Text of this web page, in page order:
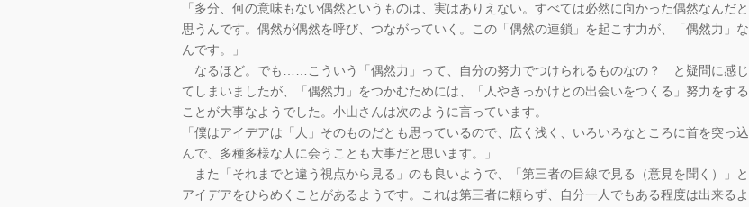
「多分、何の意味もない偶然というものは、実はありえない。すべては必然に向かった偶然なんだと
思うんです。偶然が偶然を呼び、つながっていく。この「偶然の連鎖」を起こす力が、「偶然力」な
んです。」
なるほど。でも……こういう「偶然力」って、自分の努力でつけられるものなの？ と疑問に感じ
てしまいましたが、「偶然力」をつかむためには、「人やきっかけとの出会いをつくる」努力をする
ことが大事なようでした。小山さんは次のように言っています。
「僕はアイデアは「人」そのものだとも思っているので、広く浅く、いろいろなところに首を突っ込
んで、多種多様な人に会うことも大事だと思います。」
また「それまでと違う視点から見る」のも良いようで、「第三者の目線で見る（意見を聞く）」と
アイデアをひらめくことがあるようです。これは第三者に頼らず、自分一人でもある程度は出来るよ